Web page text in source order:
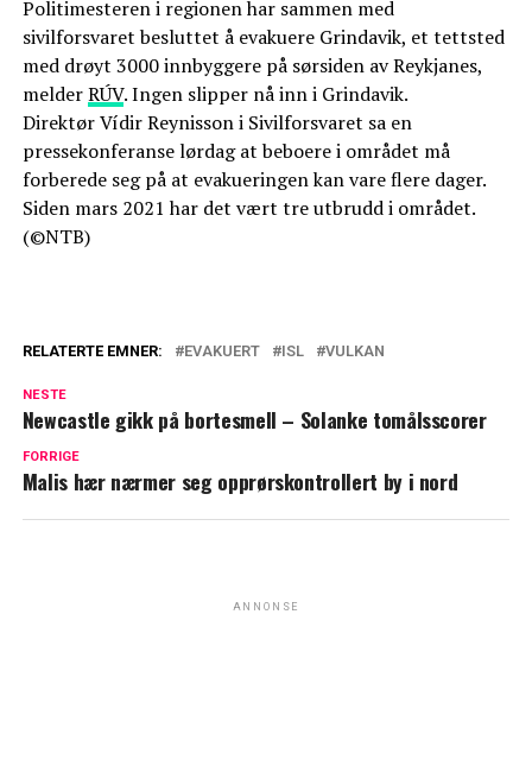
Politimesteren i regionen har sammen med
sivilforsvaret besluttet å evakuere Grindavik, et tettsted
med drøyt 3000 innbyggere på sørsiden av Reykjanes,
melderRÚV. Ingen slipper nå inn i Grindavik.
Direktør Vídir Reynisson i Sivilforsvaret sa en
pressekonferanse lørdag at beboere i området må
forberede seg på at evakueringen kan vare flere dager.
Siden mars 2021 har det vært tre utbrudd i området.
(©NTB)
RELATERTE EMNER: EVAKUERT ISL VULKAN
NESTE
Newcastle gikk på bortesmell – Solanke tomålsscorer
FORRIGE
Malis hær nærmer seg opprørskontrollert by i nord
ANNONSE